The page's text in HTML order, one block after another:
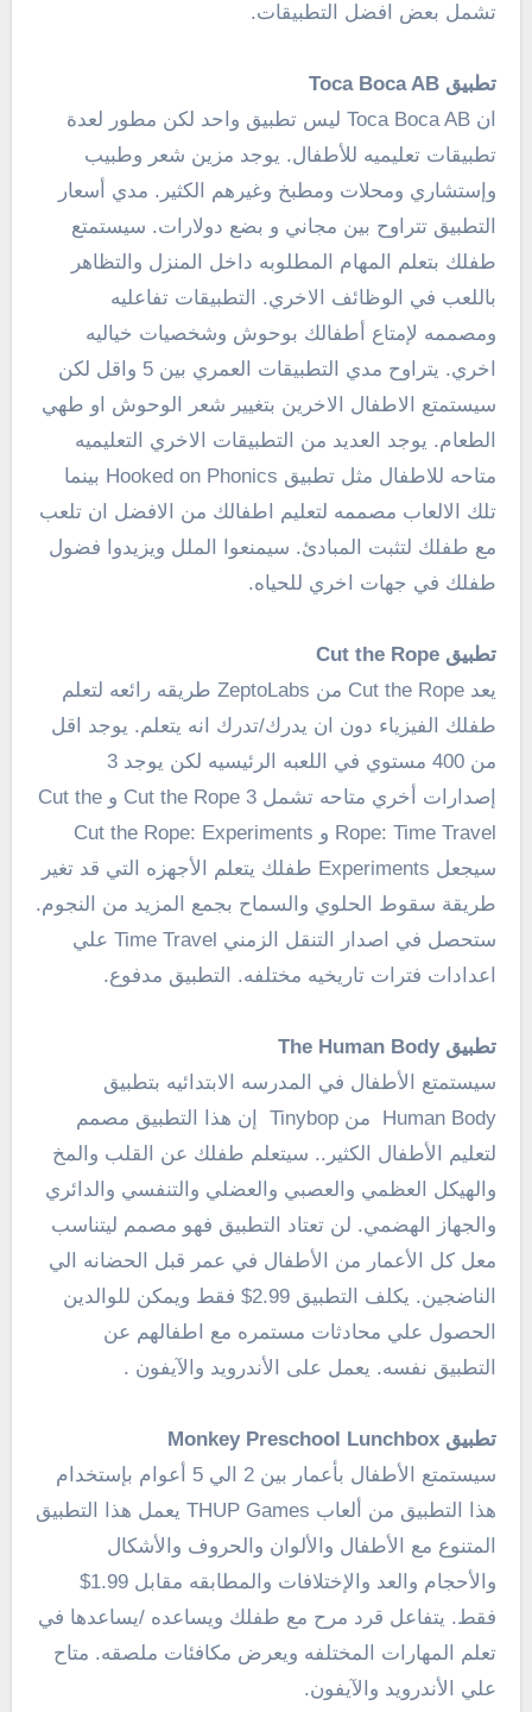
تشمل بعض افضل التطبيقات.
تطبيق Toca Boca AB
ان Toca Boca AB ليس تطبيق واحد لكن مطور لعدة
تطبيقات تعليميه للأطفال. يوجد مزين شعر وطبيب
وإستشاري ومحلات ومطبخ وغيرهم الكثير. مدي أسعار
التطبيق تتراوح بين مجاني و بضع دولارات. سيستمتع
طفلك بتعلم المهام المطلوبه داخل المنزل والتظاهر
باللعب في الوظائف الاخري. التطبيقات تفاعليه
ومصممه لإمتاع أطفالك بوحوش وشخصيات خياليه
اخري. يتراوح مدي التطبيقات العمري بين 5 واقل لكن
سيستمتع الاطفال الاخرين بتغيير شعر الوحوش او طهي
الطعام. يوجد العديد من التطبيقات الاخري التعليميه
متاحه للاطفال مثل تطبيق Hooked on Phonics بينما
تلك الالعاب مصممه لتعليم اطفالك من الافضل ان تلعب
مع طفلك لتثبت المبادئ. سيمنعوا الملل ويزيدوا فضول
طفلك في جهات اخري للحياه.
تطبيق Cut the Rope
يعد Cut the Rope من ZeptoLabs طريقه رائعه لتعلم
طفلك الفيزياء دون ان يدرك/تدرك انه يتعلم. يوجد اقل
من 400 مستوي في اللعبه الرئيسيه لكن يوجد 3
إصدارات أخري متاحه تشمل Cut the Rope 3 و Cut the
Rope: Time Travel و Cut the Rope: Experiments
سيجعل Experiments طفلك يتعلم الأجهزه التي قد تغير
طريقة سقوط الحلوي والسماح بجمع المزيد من النجوم.
ستحصل في اصدار التنقل الزمني Time Travel علي
اعدادات فترات تاريخيه مختلفه. التطبيق مدفوع.
تطبيق The Human Body
سيستمتع الأطفال في المدرسه الابتدائيه بتطبيق
Human Body من Tinybop إن هذا التطبيق مصمم
لتعليم الأطفال الكثير.. سيتعلم طفلك عن القلب والمخ
والهيكل العظمي والعصبي والعضلي والتنفسي والدائري
والجهاز الهضمي. لن تعتاد التطبيق فهو مصمم ليتناسب
معل كل الأعمار من الأطفال في عمر قبل الحضانه الي
الناضجين. يكلف التطبيق 2.99$ فقط ويمكن للوالدين
الحصول علي محادثات مستمره مع اطفالهم عن
التطبيق نفسه. يعمل على الأندرويد والآيفون .
تطبيق Monkey Preschool Lunchbox
سيستمتع الأطفال بأعمار بين 2 الي 5 أعوام بإستخدام
هذا التطبيق من ألعاب THUP Games يعمل هذا التطبيق
المتنوع مع الأطفال والألوان والحروف والأشكال
والأحجام والعد والإختلافات والمطابقه مقابل 1.99$
فقط. يتفاعل قرد مرح مع طفلك ويساعده /يساعدها في
تعلم المهارات المختلفه ويعرض مكافئات ملصقه. متاح
علي الأندرويد والآيفون.